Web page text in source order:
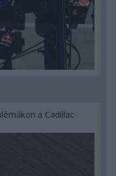
a Cadillac